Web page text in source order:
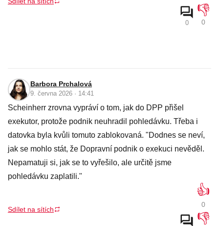
0
👎
0
Barbora Prchalová
9. června 2026 · 14:41
Scheinherr zrovna vypráví o tom, jak do DPP přišel
exekutor, protože podnik neuhradil pohledávku. Třeba i
datovka byla kvůli tomuto zablokovaná. "Dodnes se neví,
jak se mohlo stát, že Dopravní podnik o exekuci nevěděl.
Nepamatuji si, jak se to vyřešilo, ale určitě jsme
pohledávku zaplatili."
Sdílet na sítích
👍
0
👎